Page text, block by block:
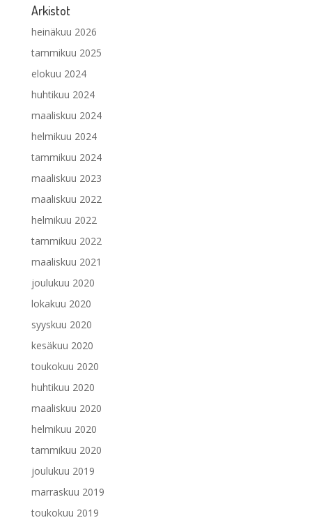
Arkistot
heinäkuu 2026
tammikuu 2025
elokuu 2024
huhtikuu 2024
maaliskuu 2024
helmikuu 2024
tammikuu 2024
maaliskuu 2023
maaliskuu 2022
helmikuu 2022
tammikuu 2022
maaliskuu 2021
joulukuu 2020
lokakuu 2020
syyskuu 2020
kesäkuu 2020
toukokuu 2020
huhtikuu 2020
maaliskuu 2020
helmikuu 2020
tammikuu 2020
joulukuu 2019
marraskuu 2019
toukokuu 2019